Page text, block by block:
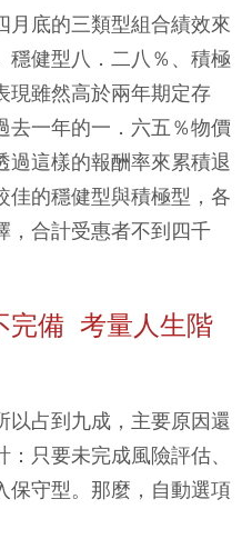
月底的三類型組合績效來
穩健型八．二八％、積極
現雖然高於兩年期定存
去一年的一．六五％物價
過這樣的報酬率來累積退
佳的穩健型與積極型，各
，合計受惠者不到四千
完備 考量人生階
以占到九成，主要原因還
只要未完成風險評估、
保守型。那麼，自動選項